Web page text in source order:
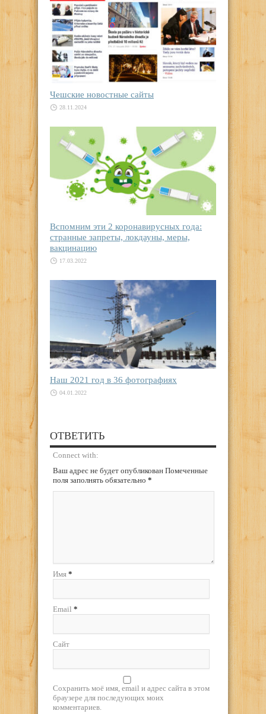
Чешские новостные сайты
28.11.2024
Вспомним эти 2 коронавирусных года:
странные запреты, локдауны, меры,
вакцинацию
17.03.2022
Наш 2021 год в 36 фотографиях
04.01.2022
ОТВЕТИТЬ
Connect with:
Ваш адрес не будет опубликован Помеченные
поля заполнять обязательно *
Имя *
Email *
Сайт
Сохранить моё имя, email и адрес сайта в этом
браузере для последующих моих
комментариев.